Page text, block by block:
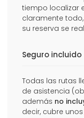
tiempo localizar
claramente
su reserva se
Seguro incluido
Todas las rutas
de asistencia
además no
decir, cubre